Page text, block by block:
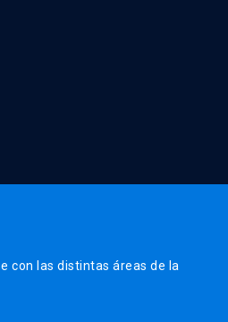
con las distintas áreas de la